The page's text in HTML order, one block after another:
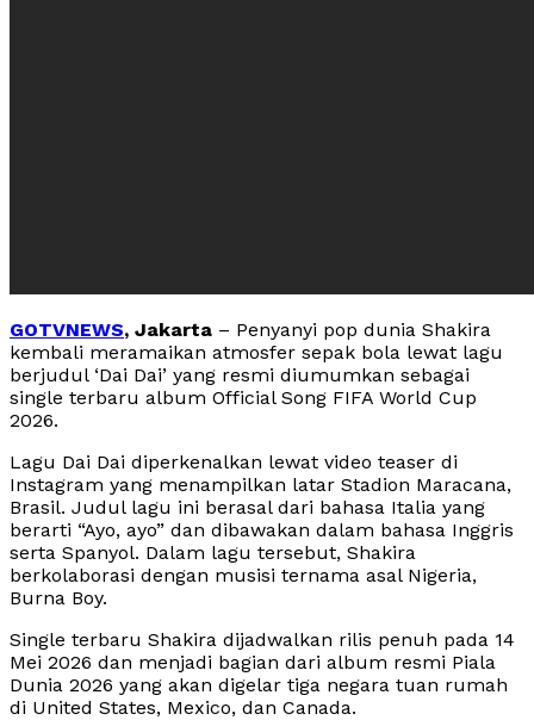
GOTVNEWS, Jakarta – Penyanyi pop dunia Shakira
kembali meramaikan atmosfer sepak bola lewat lagu
berjudul ‘Dai Dai’ yang resmi diumumkan sebagai
single terbaru album Official Song FIFA World Cup
2026.
Lagu Dai Dai diperkenalkan lewat video teaser di
Instagram yang menampilkan latar Stadion Maracana,
Brasil. Judul lagu ini berasal dari bahasa Italia yang
berarti “Ayo, ayo” dan dibawakan dalam bahasa Inggris
serta Spanyol. Dalam lagu tersebut, Shakira
berkolaborasi dengan musisi ternama asal Nigeria,
Burna Boy.
Single terbaru Shakira dijadwalkan rilis penuh pada 14
Mei 2026 dan menjadi bagian dari album resmi Piala
Dunia 2026 yang akan digelar tiga negara tuan rumah
di United States, Mexico, dan Canada.